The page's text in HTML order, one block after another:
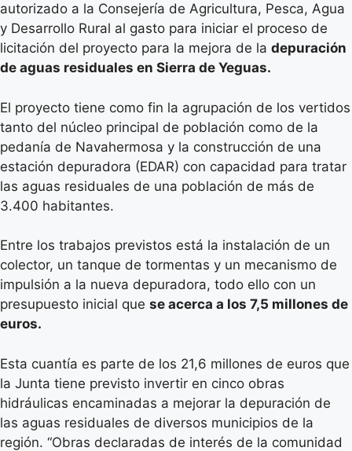
autorizado a la Consejería de Agricultura, Pesca, Agua
y Desarrollo Rural al gasto para iniciar el proceso de
licitación del proyecto para la mejora de la depuración
de aguas residuales en Sierra de Yeguas.
El proyecto tiene como fin la agrupación de los vertidos
tanto del núcleo principal de población como de la
pedanía de Navahermosa y la construcción de una
estación depuradora (EDAR) con capacidad para tratar
las aguas residuales de una población de más de
3.400 habitantes.
Entre los trabajos previstos está la instalación de un
colector, un tanque de tormentas y un mecanismo de
impulsión a la nueva depuradora, todo ello con un
presupuesto inicial que se acerca a los 7,5 millones de
euros.
Esta cuantía es parte de los 21,6 millones de euros que
la Junta tiene previsto invertir en cinco obras
hidráulicas encaminadas a mejorar la depuración de
las aguas residuales de diversos municipios de la
región. “Obras declaradas de interés de la comunidad